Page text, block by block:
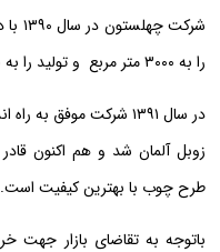
شرکت
را به ۳۰۰۰ متر مربع و تولید را به ۴۰۰ مترمربع افزایش داد.
در سال ۱۳۹۱ شرکت موفق به راه اندازی
زوبل آلمانشد و هم اکنون قادر
طرح چوب با بهترین کیفیت است.